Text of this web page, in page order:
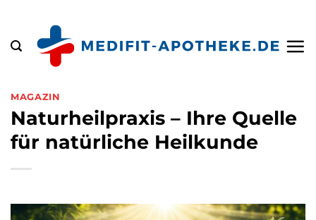
springen
MAGAZIN
Naturheilpraxis – Ihre Quelle
für natürliche Heilkunde